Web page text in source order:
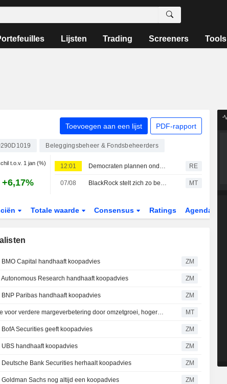
Lijsten Trading Screeners Tools
Toevoegen aan een lijst PDF-rapport
Beleggingsbeheer & Fondsbeheerders
t.o.v. 1 jan (%)
+6,17%
12:01 Democraten plannen onderzoeken naar Trump in plaats van afzetting bij winst in Huis van Afgevaardigden, aldus bronnen RE
07/08 BlackRock stelt zich zo behoudend mogelijk op in obligaties, aldus Rieder MT
Totale waarde Consensus Ratings Agenda
BMO Capital handhaaft koopadvies ZM
Autonomous Research handhaaft koopadvies ZM
BNP Paribas handhaaft koopadvies ZM
BlackRock ziet ruimte voor verdere margeverbetering door omzetgroei, hogere vergoedingen en automatisering, aldus Morgan Stanley MT
BofA Securities geeft koopadvies ZM
UBS handhaaft koopadvies ZM
Deutsche Bank Securities herhaalt koopadvies ZM
Goldman Sachs nog altijd een koopadvies ZM